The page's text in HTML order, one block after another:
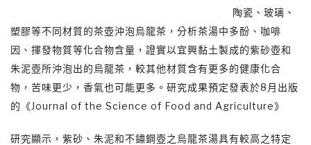
陶瓷、玻璃、
塑膠等不同材質的茶壺沖泡烏龍茶，分析茶湯中多酚、咖啡
因、揮發物質等化合物含量，證實以宜興黏土製成的紫砂壺和
朱泥壺所沖泡出的烏龍茶，較其他材質含有更多的健康化合
物，苦味更少，香氣也可能更多。研究成果預定發表於8月出版
的《Journal of the Science of Food and Agriculture》
研究顯示，紫砂、朱泥和不鏽鋼壺之烏龍茶湯具有較高之特定